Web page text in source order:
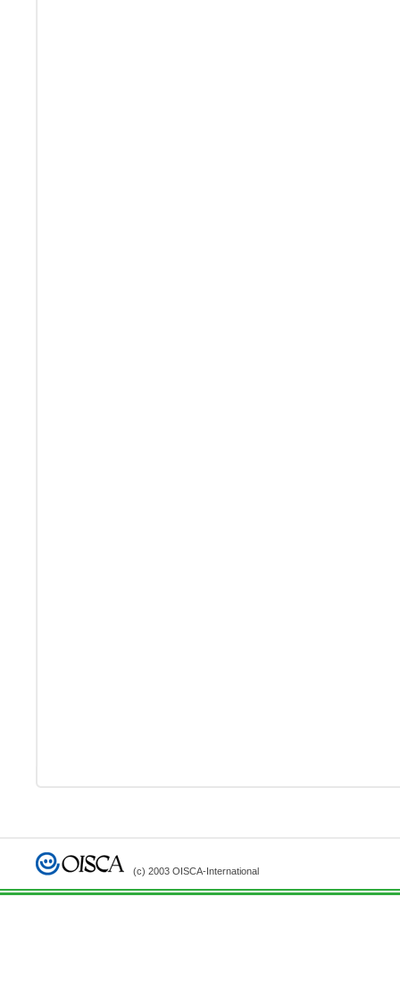
(c) 2003 OISCA-International